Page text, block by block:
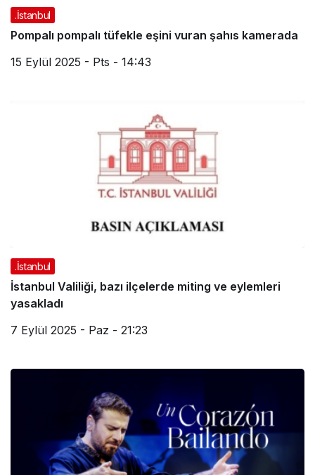
.İstanbul
Pompalı pompalı tüfekle eşini vuran şahıs kamerada
15 Eylül 2025 - Pts - 14:43
.İstanbul
İstanbul Valiliği, bazı ilçelerde miting ve eylemleri
yasakladı
7 Eylül 2025 - Paz - 21:23